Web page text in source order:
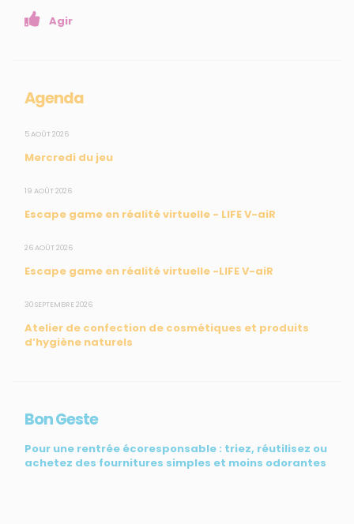
Agir
Agenda
5 AOÛT 2026
Mercredi du jeu
19 AOÛT 2026
Escape game en réalité virtuelle - LIFE V-aiR
26 AOÛT 2026
Escape game en réalité virtuelle -LIFE V-aiR
30 SEPTEMBRE 2026
Atelier de confection de cosmétiques et produits
d’hygiène naturels
Bon Geste
Pour une rentrée écoresponsable : triez, réutilisez ou
achetez des fournitures simples et moins odorantes
Presse
Mesures du réseau Sargasses
Open Data
CONTACT
Mail : info@madininair.fr